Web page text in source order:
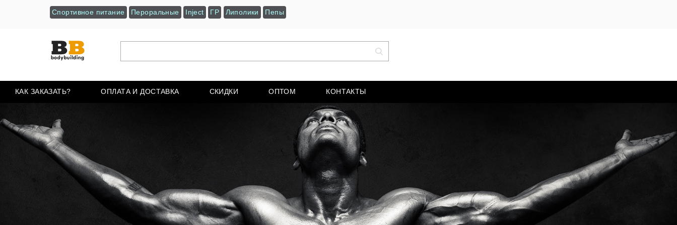
Спортивное питание Пероральные Inject ГР Липолики Пепы
КАК ЗАКАЗАТЬ? ОПЛАТА И ДОСТАВКА СКИДКИ ОПТОМ КОНТАКТЫ